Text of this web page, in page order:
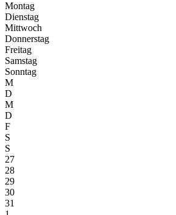
Montag
Dienstag
Mittwoch
Donnerstag
Freitag
Samstag
Sonntag
M
D
M
D
F
S
S
27
28
29
30
31